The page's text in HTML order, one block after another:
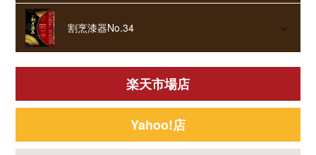
割烹漆器No.34
楽天市場店
Yahoo!店